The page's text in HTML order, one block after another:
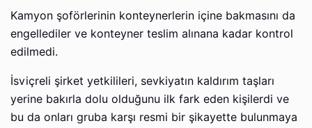
Kamyon şoförlerinin konteynerlerin içine bakmasını da
engellediler ve konteyner teslim alınana kadar kontrol
edilmedi.
İsviçreli şirket yetkilileri, sevkiyatın kaldırım taşları
yerine bakırla dolu olduğunu ilk fark eden kişilerdi ve
bu da onları gruba karşı resmi bir şikayette bulunmaya